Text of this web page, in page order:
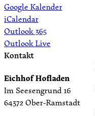
Google Kalender
iCalendar
Outlook 365
Outlook Live
Kontakt
Eichhof Hofladen
Im Seesengrund 16
64372 Ober-Ramstadt